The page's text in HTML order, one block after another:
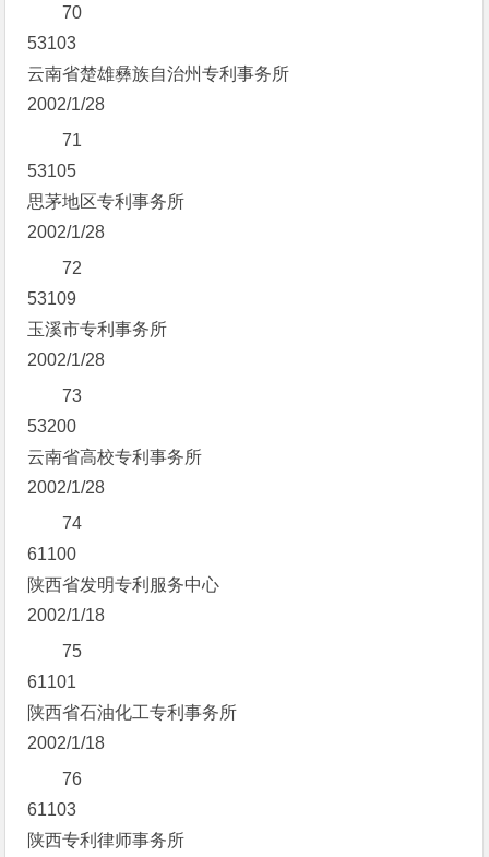
70
53103
云南省楚雄彝族自治州专利事务所
2002/1/28
71
53105
思茅地区专利事务所
2002/1/28
72
53109
玉溪市专利事务所
2002/1/28
73
53200
云南省高校专利事务所
2002/1/28
74
61100
陕西省发明专利服务中心
2002/1/18
75
61101
陕西省石油化工专利事务所
2002/1/18
76
61103
陕西专利律师事务所